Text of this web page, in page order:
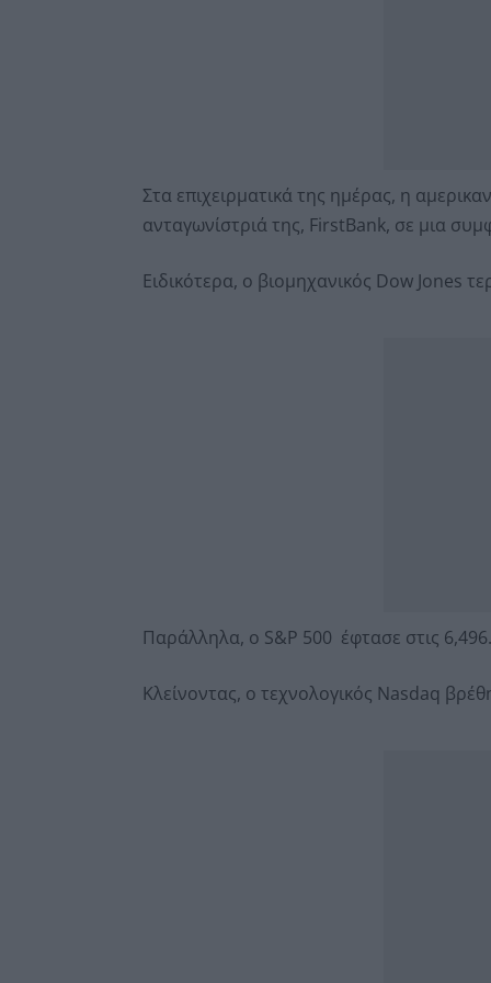
Στα επιχειρματικά της ημέρας, η
ανταγωνίστριά της, FirstBank, σε μια
Ειδικότερα, ο βιομηχανικός Dow Jones
Παράλληλα, ο S&P 500 έφτασε στις
Κλείνοντας, ο τεχνολογικός Nasdaq